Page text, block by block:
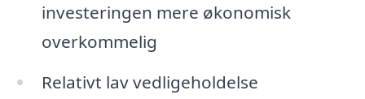
investeringen mere økonomisk
overkommelig
Relativt lav vedligeholdelse